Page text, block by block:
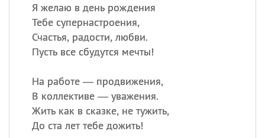
Я желаю в день рождения
Тебе супернастроения,
Счастья, радости, любви.
Пусть все сбудутся мечты!
На работе — продвижения,
В коллективе — уважения.
Жить как в сказке, не тужить,
До ста лет тебе дожить!
мучеников
07.08
ИМЕНА
Сегодня празднуют именины